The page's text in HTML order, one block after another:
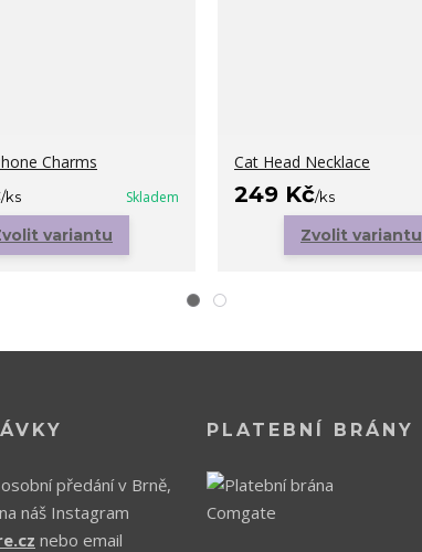
Charms
/ks Skladem
variantu
Cat Head Necklace
249 Kč/ks
Zvolit variantu
předání v Brně,
náš Instagram
nebo email
PLATEBNÍ BRÁNY